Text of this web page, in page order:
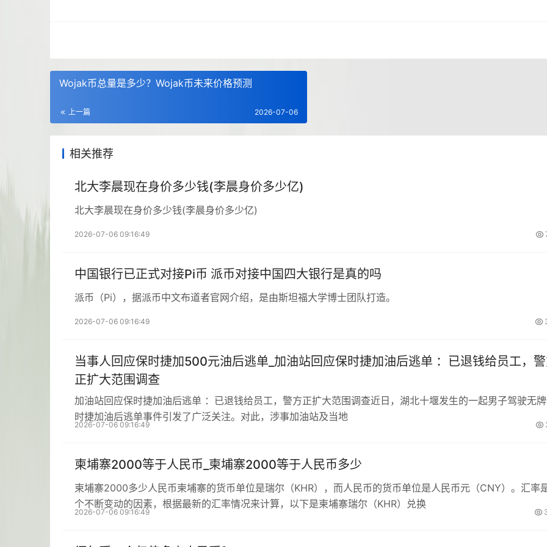
Wojak币总量是多少？Wojak币未来价格预测
上一篇 2026-07-06
相关推荐
北大李晨现在身价多少钱(李晨身价多少亿)
北大李晨现在身价多少钱(李晨身价多少亿)
2026-07-06 09:16:49
中国银行已正式对接Pi币 派币对接中国四大银行是真的吗
派币（Pi），据派币中文布道者官网介绍，是由斯坦福大学博士团队打造。
2026-07-06 09:16:49
当事人回应保时捷加500元油后逃单_加油站回应保时捷加油后逃单 ：已退钱给员工，
正扩大范围调查
加油站回应保时捷加油后逃单 ：已退钱给员工，警方正扩大范围调查近日，湖北十堰发生的一起男子驾驶无
时捷加油后逃单事件引发了广泛关注。对此，涉事加油站及当地
2026-07-06 09:16:49
柬埔寨2000等于人民币_柬埔寨2000等于人民币多少
柬埔寨2000多少人民币柬埔寨的货币单位是瑞尔（KHR），而人民币的货币单位是人民币元（CNY）。汇率
个不断变动的因素，根据最新的汇率情况来计算，以下是柬埔寨瑞尔（KHR）兑换
2026-07-06 09:16:49